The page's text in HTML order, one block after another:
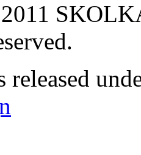
released